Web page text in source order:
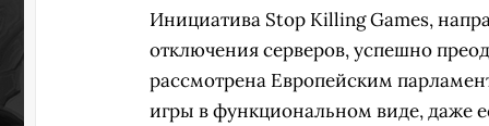
Инициатива Stop Killing Games,
отключения серверов, успешно
рассмотрена Европейским
игры в функциональном виде, даже